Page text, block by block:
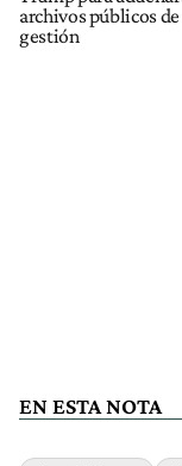
archivos públicos de
gestión
EN ESTA NOTA